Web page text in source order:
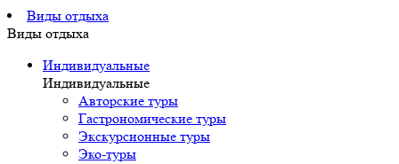
Виды отдыха
Виды отдыха
Индивидуальные
Индивидуальные
Авторские туры
Гастрономические туры
Экскурсионные туры
Эко-туры